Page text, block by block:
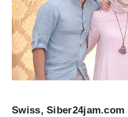
Swiss, Siber24jam.com